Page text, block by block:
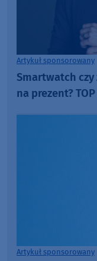
Artykuł sponsorowany
Smartwatch czy
na prezent?
Artykuł sponsorowany